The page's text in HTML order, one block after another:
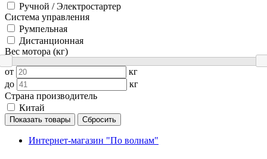
Ручной / Электростартер
Система управления
Румпельная
Дистанционная
Вес мотора (кг)
от
кг
до
кг
Страна производитель
Китай
Показать товары Сбросить
Интернет-магазин "По волнам"